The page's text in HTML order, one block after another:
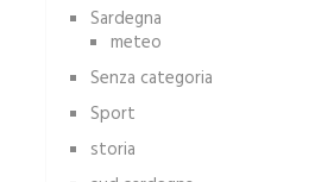
Sardegna
meteo
Senza categoria
Sport
storia